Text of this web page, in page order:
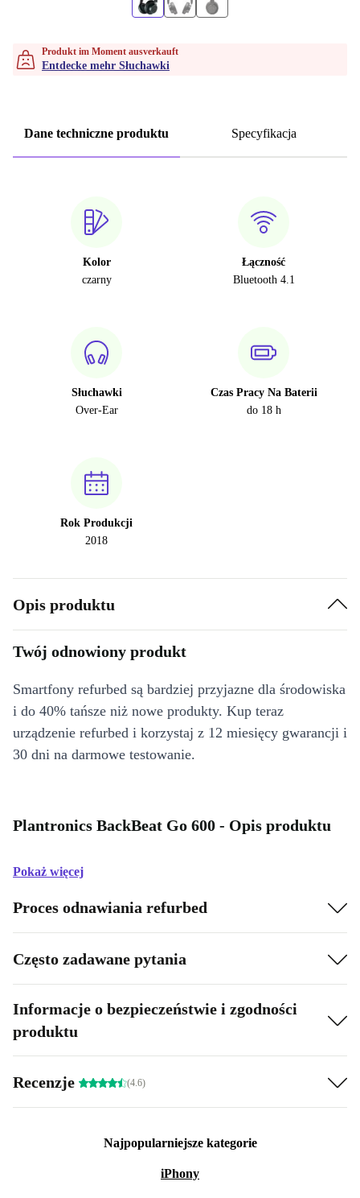
Produkt im Moment ausverkauft
Entdecke mehr Słuchawki
Dane techniczne produktu Specyfikacja
Kolor
czarny
Łączność
Bluetooth 4.1
Słuchawki
Over-Ear
Czas Pracy Na Baterii
do 18 h
Rok Produkcji
2018
Opis produktu
Twój odnowiony produkt
Smartfony refurbed są bardziej przyjazne dla środowiska
i do 40% tańsze niż nowe produkty. Kup teraz
urządzenie refurbed i korzystaj z 12 miesięcy gwarancji i
30 dni na darmowe testowanie.
Plantronics BackBeat Go 600 - Opis produktu
Pokaż więcej
Proces odnawiania refurbed
Często zadawane pytania
Informacje o bezpieczeństwie i zgodności
produktu
Recenzje (4.6)
Najpopularniejsze kategorie
iPhony